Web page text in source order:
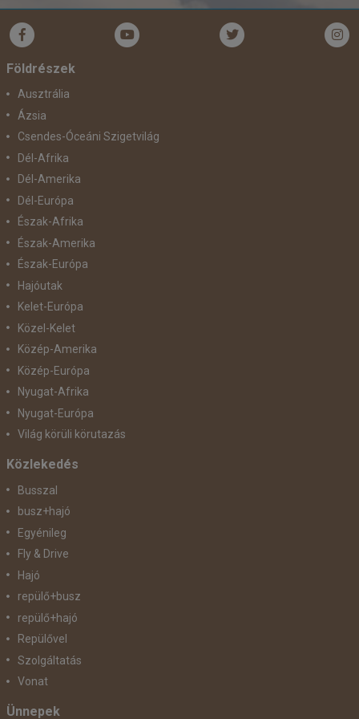
Bőröndbe
Földrészek
Ausztrália
Ázsia
Csendes-Óceáni Szigetvilág
Dél-Afrika
Dél-Amerika
Dél-Európa
Észak-Afrika
Észak-Amerika
Észak-Európa
Hajóutak
Kelet-Európa
Közel-Kelet
Közép-Amerika
Közép-Európa
Nyugat-Afrika
Nyugat-Európa
Világ körüli körutazás
Közlekedés
Busszal
busz+hajó
Egyénileg
Fly & Drive
Hajó
repülő+busz
repülő+hajó
Repülővel
Szolgáltatás
Vonat
Ünnepek